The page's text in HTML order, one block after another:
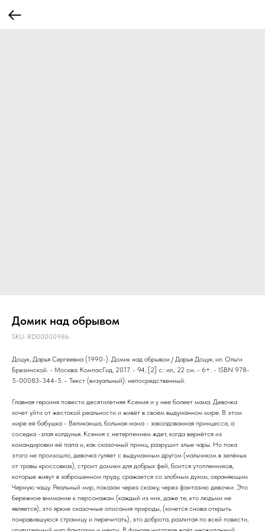
Домик над обрывом
SKU: RD00000986
Доцук, Дарья Сергеевна (1990-). Домик над обрывом / Дарья Доцук; ил. Ольги
Брезинской. - Москва: КомпасГид, 2017. - 94, [2] с.: ил.; 22 см. - 6+. - ISBN 978-
5-00083-344-5. - Текст (визуальный): непосредственный.
Главная героиня повести десятилетняя Ксения и у нее болеет мама. Девочка
хочет уйти от жестокой реальности и живёт в своём выдуманном мире. В этом
мире её бабушка - Великанша, больная мама - заколдованная принцесса, а
соседка -злая колдунья. Ксения с нетерпением ждет, когда вернётся из
командировки её папа и, как сказочный принц, разрушит злые чары. Но пока
этого не произошло, девочка гуляет с выдуманным другом (мальчиком в зелёных
от травы кроссовках), строит домики для добрых фей, боится утопленников,
которые живут в заброшенном пруду, сражается со злобным духом, охраняющим
Черную чащу. Реальный мир, показан через сказку, через фантазию девочки. Это
бережное внимание к персонажам (каждый из них, даже те, кто людьми не
является), это яркие сказочные описания природы, (хочется снова открыть
понравившуюся страницу и перечитать), это доброта, разлитая по всей повести,